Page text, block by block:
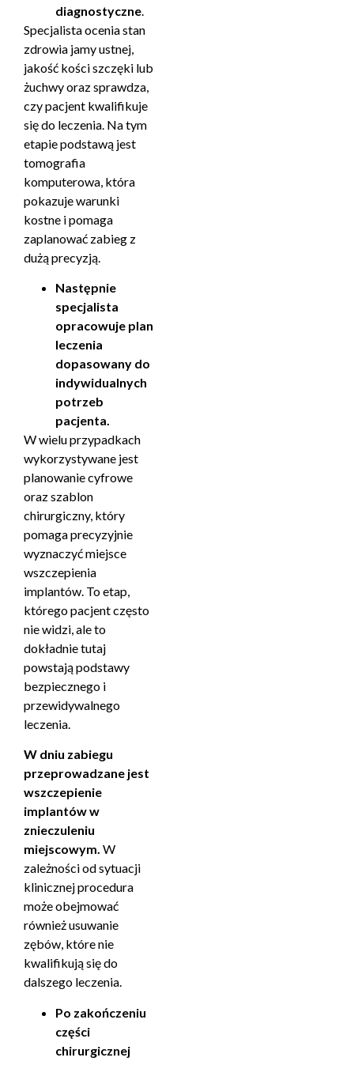
diagnostyczne
Specjalista ocenia stan
zdrowia jamy ustnej,
jakość kości szczęki lub
żuchwy oraz sprawdza,
czy pacjent kwalifikuje
się do leczenia. Na tym
etapie podstawą jest
tomografia
komputerowa, która
pokazuje warunki
kostne i pomaga
zaplanować zabieg z
dużą precyzją.
Następnie
specjalista
opracowuje plan
leczenia
dopasowany do
indywidualnych
potrzeb
pacjenta.
W wielu przypadkach
wykorzystywane jest
planowanie cyfrowe
oraz szablon
chirurgiczny, który
pomaga precyzyjnie
wyznaczyć miejsce
wszczepienia
implantów. To etap,
którego pacjent często
nie widzi, ale to
dokładnie tutaj
powstają podstawy
bezpiecznego i
przewidywalnego
leczenia.
W dniu zabiegu
przeprowadzane jest
wszczepienie
implantów w
znieczuleniu
miejscowym. W
zależności od sytuacji
klinicznej procedura
może obejmować
również usuwanie
zębów, które nie
kwalifikują się do
dalszego leczenia.
Po zakończeniu
części
chirurgicznej